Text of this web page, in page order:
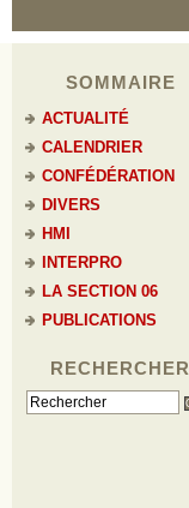
SOMMAIRE
ACTUALITÉ
CALENDRIER
CONFÉDÉRATION
DIVERS
HMI
INTERPRO
LA SECTION 06
PUBLICATIONS
RECHERCHER